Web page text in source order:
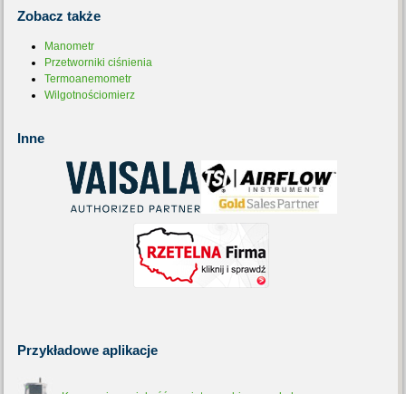
Zobacz także
Manometr
Przetworniki ciśnienia
Termoanemometr
Wilgotnościomierz
Inne
Przykładowe aplikacje